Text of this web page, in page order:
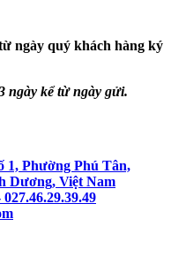
ngày quý khách hàng ký
ngày kể từ ngày gửi.
1, Phường Phú Tân,
Dương, Việt Nam